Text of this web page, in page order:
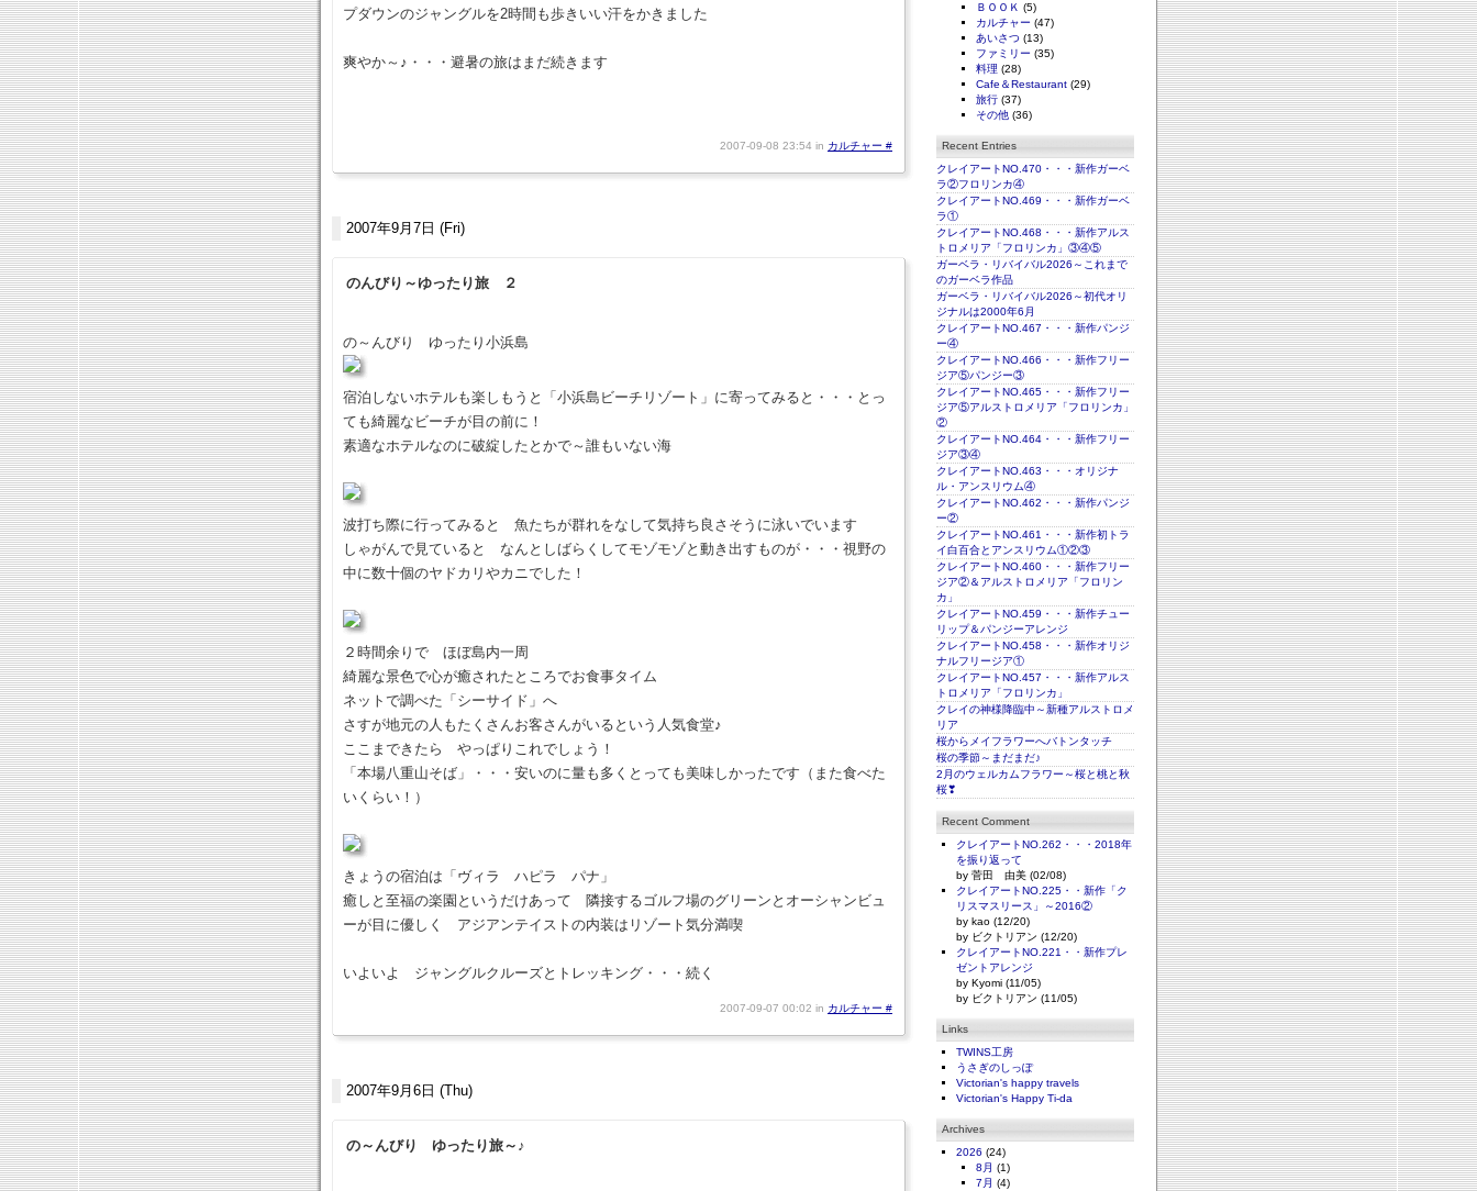
プダウンのジャングルを2時間も歩きいい汗をかきました
爽やか～♪・・・避暑の旅はまだ続きます
2007-09-08 23:54 in カルチャー #
2007年9月7日 (Fri)
のんびり～ゆったり旅 ２
の～んびり ゆったり小浜島
宿泊しないホテルも楽しもうと「小浜島ビーチリゾート」に寄ってみると・・・とっ
ても綺麗なビーチが目の前に！
素適なホテルなのに破綻したとかで～誰もいない海
波打ち際に行ってみると 魚たちが群れをなして気持ち良さそうに泳いでいます
しゃがんで見ていると なんとしばらくしてモゾモゾと動き出すものが・・・視野の
中に数十個のヤドカリやカニでした！
２時間余りで ほぼ島内一周
綺麗な景色で心が癒されたところでお食事タイム
ネットで調べた「シーサイド」へ
さすが地元の人もたくさんお客さんがいるという人気食堂♪
ここまできたら やっぱりこれでしょう！
「本場八重山そば」・・・安いのに量も多くとっても美味しかったです（また食べた
いくらい！）
きょうの宿泊は「ヴィラ ハピラ パナ」
癒しと至福の楽園というだけあって 隣接するゴルフ場のグリーンとオーシャンビュ
ーが目に優しく アジアンテイストの内装はリゾート気分満喫
いよいよ ジャングルクルーズとトレッキング・・・続く
2007-09-07 00:02 in カルチャー #
2007年9月6日 (Thu)
の～んびり ゆったり旅～♪
ＢＯＯＫ (5)
カルチャー (47)
あいさつ (13)
ファミリー (35)
料理 (28)
Cafe＆Restaurant (29)
旅行 (37)
その他 (36)
Recent Entries
クレイアートNO.470・・・新作ガーベ
ラ②フロリンカ④
クレイアートNO.469・・・新作ガーベ
ラ①
クレイアートNO.468・・・新作アルス
トロメリア「フロリンカ」③④⑤
ガーベラ・リバイバル2026～これまで
のガーベラ作品
ガーベラ・リバイバル2026～初代オリ
ジナルは2000年6月
クレイアートNO.467・・・新作パンジ
ー④
クレイアートNO.466・・・新作フリー
ジア⑤パンジー③
クレイアートNO.465・・・新作フリー
ジア⑤アルストロメリア「フロリンカ」
②
クレイアートNO.464・・・新作フリー
ジア③④
クレイアートNO.463・・・オリジナ
ル・アンスリウム④
クレイアートNO.462・・・新作パンジ
ー②
クレイアートNO.461・・・新作初トラ
イ白百合とアンスリウム①②③
クレイアートNO.460・・・新作フリー
ジア②＆アルストロメリア「フロリン
カ」
クレイアートNO.459・・・新作チュー
リップ＆パンジーアレンジ
クレイアートNO.458・・・新作オリジ
ナルフリージア①
クレイアートNO.457・・・新作アルス
トロメリア「フロリンカ」
クレイの神様降臨中～新種アルストロメ
リア
桜からメイフラワーへバトンタッチ
桜の季節～まだまだ♪
2月のウェルカムフラワー～桜と桃と秋
桜❣
Recent Comment
クレイアートNO.262・・・2018年
を振り返って
by 菅田 由美 (02/08)
クレイアートNO.225・・新作「ク
リスマスリース」～2016②
by kao (12/20)
by ビクトリアン (12/20)
クレイアートNO.221・・新作プレ
ゼントアレンジ
by Kyomi (11/05)
by ビクトリアン (11/05)
Links
TWINS工房
うさぎのしっぽ
Victorian's happy travels
Victorian's Happy Ti-da
Archives
2026 (24)
8月 (1)
7月 (4)